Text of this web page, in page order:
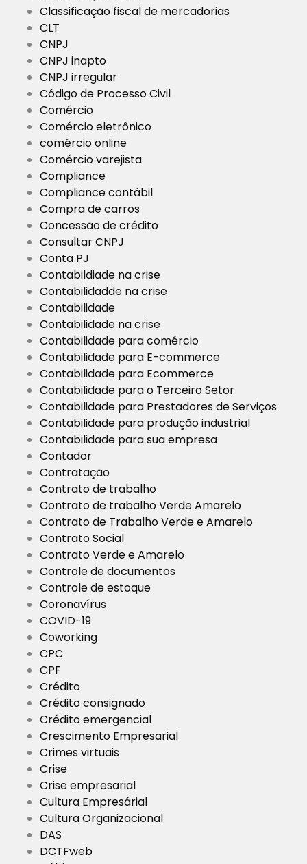
Classificação fiscal de mercadorias
CLT
CNPJ
CNPJ inapto
CNPJ irregular
Código de Processo Civil
Comércio
Comércio eletrônico
comércio online
Comércio varejista
Compliance
Compliance contábil
Compra de carros
Concessão de crédito
Consultar CNPJ
Conta PJ
Contabildiade na crise
Contabilidadde na crise
Contabilidade
Contabilidade na crise
Contabilidade para comércio
Contabilidade para E-commerce
Contabilidade para Ecommerce
Contabilidade para o Terceiro Setor
Contabilidade para Prestadores de Serviços
Contabilidade para produção industrial
Contabilidade para sua empresa
Contador
Contratação
Contrato de trabalho
Contrato de trabalho Verde Amarelo
Contrato de Trabalho Verde e Amarelo
Contrato Social
Contrato Verde e Amarelo
Controle de documentos
Controle de estoque
Coronavírus
COVID-19
Coworking
CPC
CPF
Crédito
Crédito consignado
Crédito emergencial
Crescimento Empresarial
Crimes virtuais
Crise
Crise empresarial
Cultura Empresárial
Cultura Organizacional
DAS
DCTFweb